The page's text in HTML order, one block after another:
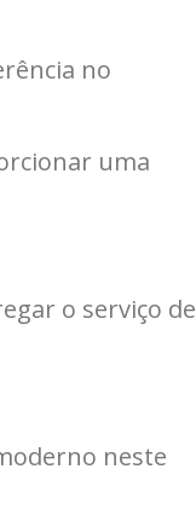
no
uma
o serviço de
neste